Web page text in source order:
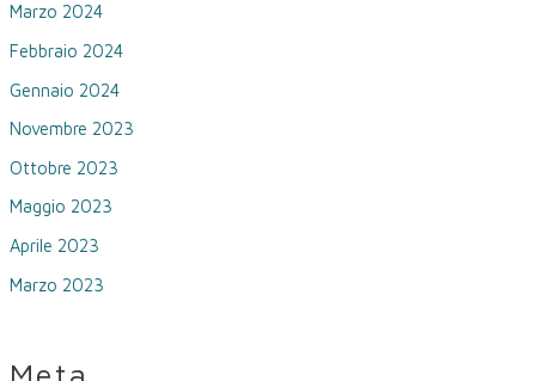
Marzo 2024
Febbraio 2024
Gennaio 2024
Novembre 2023
Ottobre 2023
Maggio 2023
Aprile 2023
Marzo 2023
Meta